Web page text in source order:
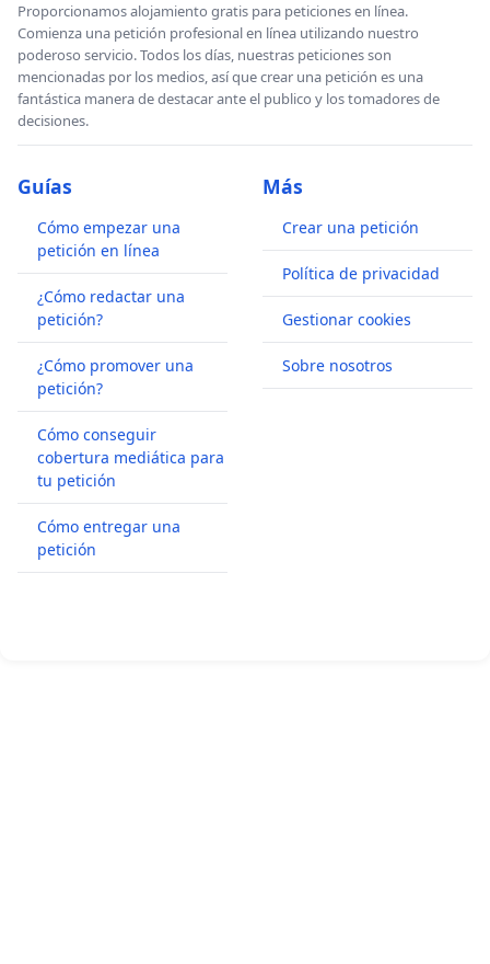
Proporcionamos alojamiento gratis para peticiones en línea.
Comienza una petición profesional en línea utilizando nuestro
poderoso servicio. Todos los días, nuestras peticiones son
mencionadas por los medios, así que crear una petición es una
fantástica manera de destacar ante el publico y los tomadores de
decisiones.
Guías
Cómo empezar una
petición en línea
¿Cómo redactar una
petición?
¿Cómo promover una
petición?
Cómo conseguir
cobertura mediática para
tu petición
Cómo entregar una
petición
Más
Crear una petición
Política de privacidad
Gestionar cookies
Sobre nosotros